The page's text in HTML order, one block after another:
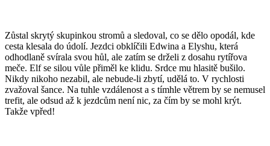
Zůstal skrytý skupinkou stromů a sledoval, co se dělo opodál, kde
cesta klesala do údolí. Jezdci obklíčili Edwina a Elyshu, která
odhodlaně svírala svou hůl, ale zatím se drželi z dosahu rytířova
meče. Elf se silou vůle přiměl ke klidu. Srdce mu hlasitě bušilo.
Nikdy nikoho nezabil, ale nebude-li zbytí, udělá to. V rychlosti
zvažoval šance. Na tuhle vzdálenost a s tímhle větrem by se nemusel
trefit, ale odsud až k jezdcům není nic, za čím by se mohl krýt.
Takže vpřed!